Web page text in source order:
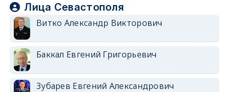
Лица Севастополя
Витко Александр Викторович
Баккал Евгений Григорьевич
Зубарев Евгений Александрович